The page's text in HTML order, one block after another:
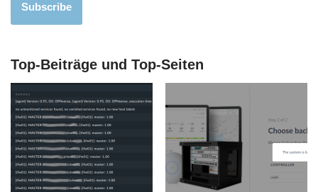
Subscribe
Top-Beiträge und Top-Seiten